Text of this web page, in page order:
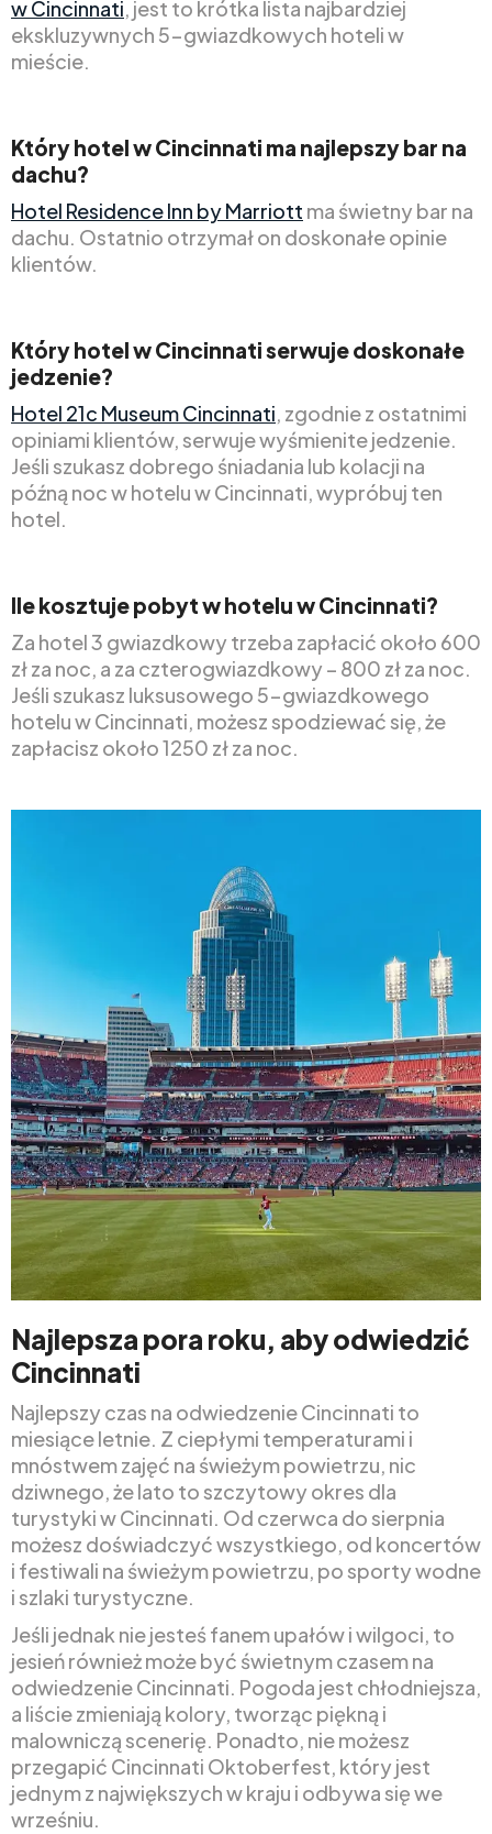
w Cincinnati, jest to krótka lista najbardziej
ekskluzywnych 5-gwiazdkowych hoteli w
mieście.
Który hotel w Cincinnati ma najlepszy bar na
dachu?
Hotel Residence Inn by Marriott ma świetny bar na
dachu. Ostatnio otrzymał on doskonałe opinie
klientów.
Który hotel w Cincinnati serwuje doskonałe
jedzenie?
Hotel 21c Museum Cincinnati, zgodnie z ostatnimi
opiniami klientów, serwuje wyśmienite jedzenie.
Jeśli szukasz dobrego śniadania lub kolacji na
późną noc w hotelu w Cincinnati, wypróbuj ten
hotel.
Ile kosztuje pobyt w hotelu w Cincinnati?
Za hotel 3 gwiazdkowy trzeba zapłacić około 600
zł za noc, a za czterogwiazdkowy – 800 zł za noc.
Jeśli szukasz luksusowego 5-gwiazdkowego
hotelu w Cincinnati, możesz spodziewać się, że
zapłacisz około 1250 zł za noc.
Najlepsza pora roku, aby odwiedzić
Cincinnati
Najlepszy czas na odwiedzenie Cincinnati to
miesiące letnie. Z ciepłymi temperaturami i
mnóstwem zajęć na świeżym powietrzu, nic
dziwnego, że lato to szczytowy okres dla
turystyki w Cincinnati. Od czerwca do sierpnia
możesz doświadczyć wszystkiego, od koncertów
i festiwali na świeżym powietrzu, po sporty wodne
i szlaki turystyczne.
Jeśli jednak nie jesteś fanem upałów i wilgoci, to
jesień również może być świetnym czasem na
odwiedzenie Cincinnati. Pogoda jest chłodniejsza,
a liście zmieniają kolory, tworząc piękną i
malowniczą scenerię. Ponadto, nie możesz
przegapić Cincinnati Oktoberfest, który jest
jednym z największych w kraju i odbywa się we
wrześniu.